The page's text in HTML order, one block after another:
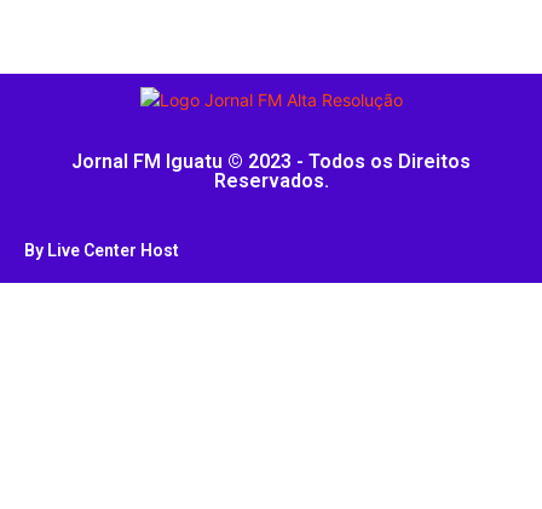
Jornal FM Iguatu © 2023 - Todos os Direitos
Reservados.
By Live Center Host